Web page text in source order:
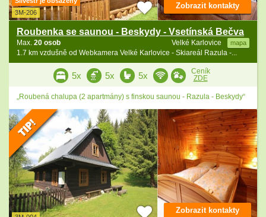
3M-206
Roubenka se saunou - Beskydy - Vsetínská Bečva
Velké Karlovice mapa
Max. 20 osob
1.7 km vzdušně od Webkamera Velké Karlovice - Skiareál Razula -...
Zobrazit kontakty
5x 5x 5x
Ceník
ZDE
„Roubená chalupa (2 apartmány) s finskou saunou - Razula - Beskydy“
Zobrazit kontakty